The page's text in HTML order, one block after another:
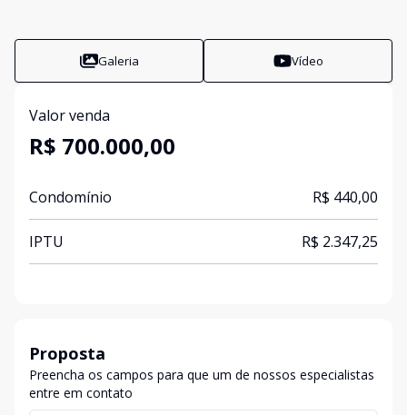
Galeria Vídeo
Valor venda
R$ 700.000,00
Condomínio R$ 440,00
IPTU R$ 2.347,25
Proposta
Preencha os campos para que um de nossos especialistas
entre em contato